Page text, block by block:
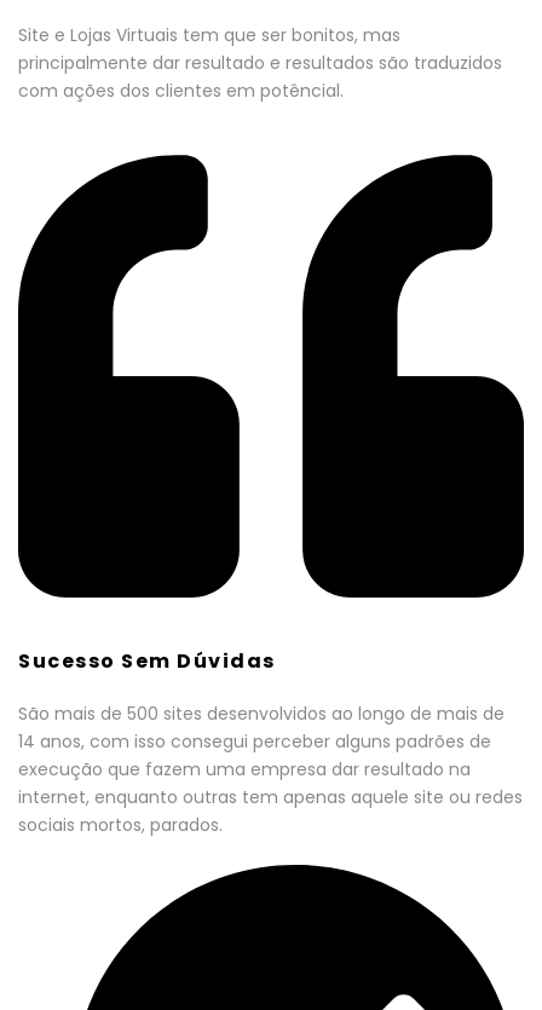
Site e Lojas Virtuais tem que ser bonitos, mas
principalmente dar resultado e resultados são traduzidos
com ações dos clientes em potêncial.
Sucesso Sem Dúvidas
São mais de 500 sites desenvolvidos ao longo de mais de
14 anos, com isso consegui perceber alguns padrões de
execução que fazem uma empresa dar resultado na
internet, enquanto outras tem apenas aquele site ou redes
sociais mortos, parados.